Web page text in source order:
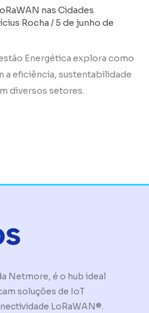
nas Cidades
Rocha /5 de junho de
Energética explora como
a eficiência, sustentabilidade
diversos setores.
Netmore, é o hub ideal
soluções de IoT
LoRaWAN®.